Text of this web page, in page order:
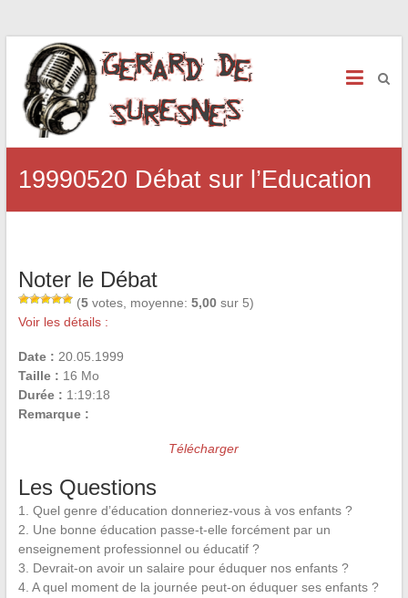
19990520 Débat sur l’Education
Noter le Débat
(5votes, moyenne: 5,00sur 5)
Voir les détails :
Date : 20.05.1999
Taille : 16 Mo
Durée : 1:19:18
Remarque :
Télécharger
Les Questions
1. Quel genre d’éducation donneriez-vous à vos enfants ?
2. Une bonne éducation passe-t-elle forcément par un
enseignement professionnel ou éducatif ?
3. Devrait-on avoir un salaire pour éduquer nos enfants ?
4. A quel moment de la journée peut-on éduquer ses enfants ?